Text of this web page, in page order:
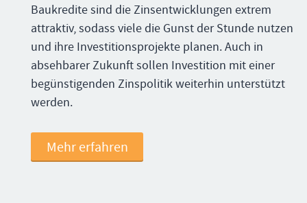
Baukredite sind die Zinsentwicklungen extrem
attraktiv, sodass viele die Gunst der Stunde nutzen
und ihre Investitionsprojekte planen. Auch in
absehbarer Zukunft sollen Investition mit einer
begünstigenden Zinspolitik weiterhin unterstützt
werden.
Mehr erfahren